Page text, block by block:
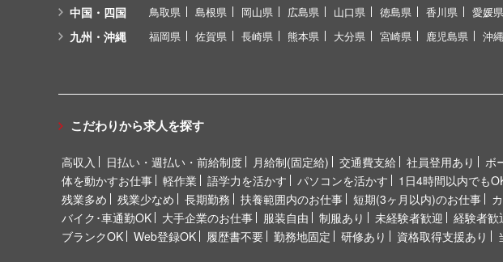
中国・四国 鳥取県 島根県 岡山県 広島県 山口県 徳島県 香川県 愛媛県
九州・沖縄 福岡県 佐賀県 長崎県 熊本県 大分県 宮崎県 鹿児島県 沖
こだわりから求人を探す
高収入 日払い・週払い・前給制度 月給制(固定給) 交通費支給 社員登用あり ボ
体を動かすお仕事
軽作業 語学力を活かす パソコンを活かす 1日4時間以内でも
残業多め
残業少なめ 長期勤務 扶養範囲内のお仕事 短期(3ヶ月以内)のお仕事
バイク･車通勤OK
大手企業のお仕事 服装自由 制服あり 未経験者歓迎 経験者歓
ブランクOK
Web登録OK 履歴書不要 勤務地固定 研修あり 資格取得支援あり